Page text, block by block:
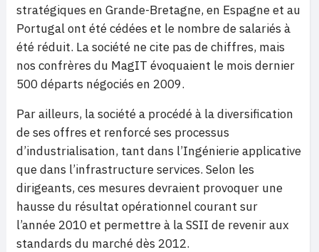
stratégiques en Grande-Bretagne, en Espagne et au
Portugal ont été cédées et le nombre de salariés à
été réduit. La société ne cite pas de chiffres, mais
nos confrères du MagIT évoquaient le mois dernier
500 départs négociés en 2009.
Par ailleurs, la société a procédé à la diversification
de ses offres et renforcé ses processus
d’industrialisation, tant dans l’Ingénierie applicative
que dans l’infrastructure services. Selon les
dirigeants, ces mesures devraient provoquer une
hausse du résultat opérationnel courant sur
l’année 2010 et permettre à la SSII de revenir aux
standards du marché dès 2012.